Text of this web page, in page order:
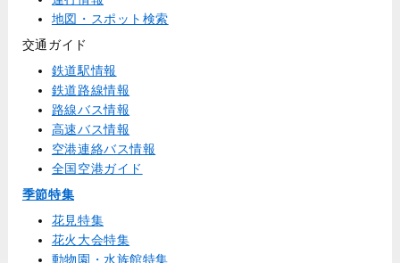
地図・スポット検索
交通ガイド
鉄道駅情報
鉄道路線情報
路線バス情報
高速バス情報
空港連絡バス情報
全国空港ガイド
季節特集
花見特集
花火大会特集
動物園・水族館特集